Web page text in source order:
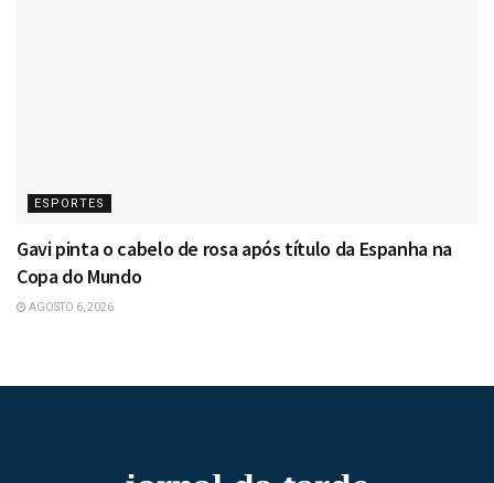
ESPORTES
Gavi pinta o cabelo de rosa após título da Espanha na
Copa do Mundo
AGOSTO 6, 2026